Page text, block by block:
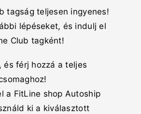
tagság teljesen ingyenes!
lépéseket, és indulj el
Club tagként!
és férj hozzá a teljes
a FitLine shop Autoship
ki a kiválasztott